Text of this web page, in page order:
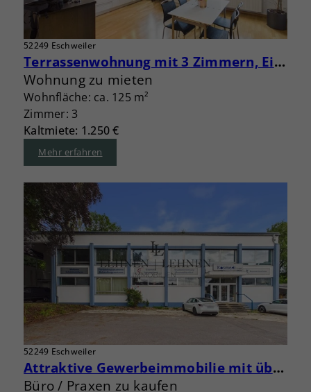
52249 Eschweiler
Terrassenwohnung mit 3 Zimmern, Einbauküche, Aufzug und Garage
Wohnung zu mieten
Wohnfläche: ca. 125 m²
Zimmer: 3
Kaltmiete: 1.250 €
Mehr erfahren
52249 Eschweiler
Attraktive Gewerbeimmobilie mit über 1.400 m² Nutzfläche und Entwicklungspotenzial
Büro / Praxen zu kaufen